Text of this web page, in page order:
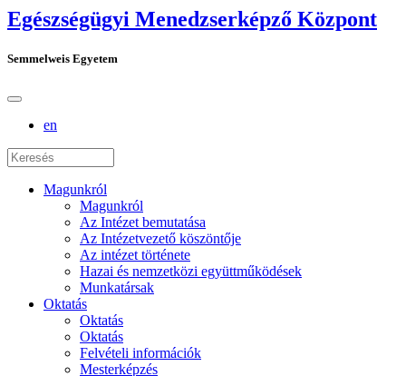
Egészségügyi Menedzserképző Központ
Semmelweis Egyetem
en
Magunkról
Magunkról
Az Intézet bemutatása
Az Intézetvezető köszöntője
Az intézet története
Hazai és nemzetközi együttműködések
Munkatársak
Oktatás
Oktatás
Oktatás
Felvételi információk
Mesterképzés